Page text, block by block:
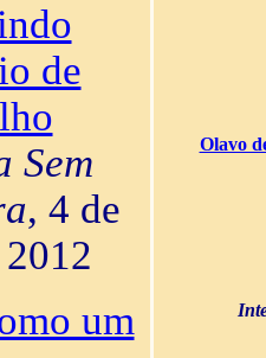
de
Sem
, 4 de
um
Olavo